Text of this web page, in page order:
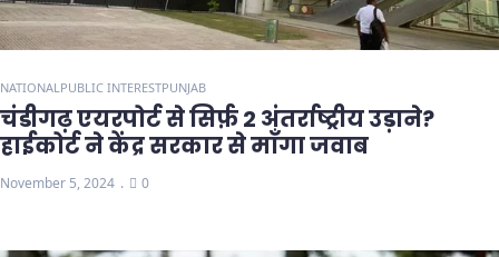
NATIONAL PUBLIC INTERESTPUNJAB
चंडीगढ़ एयरपोर्ट से सिर्फ़ 2 अंतर्राष्ट्रीय उड़ाने?
हाईकोर्ट ने केंद्र सरकार से माँगा जवाब
November 5, 2024 0